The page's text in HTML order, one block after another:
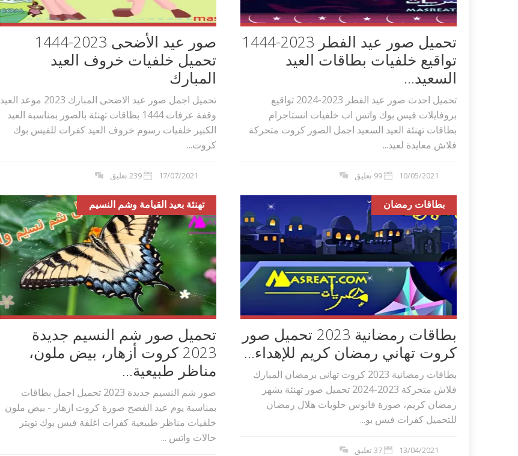
صور عيد الأضحى 2023-1444
تحميل خلفيات خروف العيد
المبارك
تحميل اجمل صور عيد الاضحى المبارك 2023 موعد العيد
وقفة عرفات 1444 بطاقات تهنئة بالصور بمناسبة العيد
الكبير خلفيات رسوم خروف العيد كفرات للفيس بوك
كروت...
17/07/2021 239 تعليق
تحميل صور عيد الفطر 2023-1444
تواقيع خلفيات بطاقات العيد
السعيد...
تحميل احدث صور عيد الفطر 2023-2024 تواقيع
بروفايلات فيس بوك واتس اب خلفيات انستاجرام
بطاقات تهنئة العيد السعيد اجمل الصور كروت متحركة
فلاش معايدة لعيد...
10/05/2021 99 تعليق
تهنئة بعيد القيامة وشم النسيم
تحميل صور شم النسيم جديدة
2023 كروت أزهار، بيض ملون،
مناظر طبيعية...
صور شم النسيم جديدة 2023 تحميل اجمل بطاقات
بمناسبة يوم عيد الفصح صورة كروت ازهار - بيض ملون
خلفيات مناظر طبيعية كفرات اغلفة فيس بوك تويتر
حالات واتس ...
بطاقات رمضان
بطاقات رمضانية 2023 تحميل صور
كروت تهاني رمضان كريم للإهداء...
بطاقات رمضانية 2023 كروت تهاني برمضان المبارك
فلاش متحركة 2023-2024 تحميل صور تهنئة بشهر
رمضان كريم، صورة فانوس حلويات هلال رمضان
للتحميل كفرات فيس بو...
13/04/2021 37 تعليق